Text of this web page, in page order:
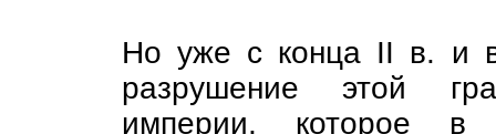
Но уже с конца II в. и
разрушение этой
империи, которое